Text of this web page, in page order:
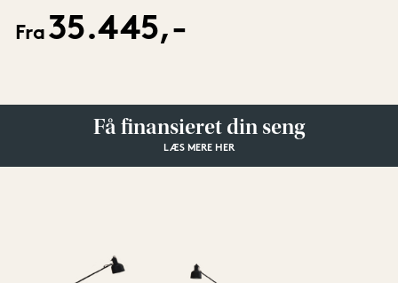
Fra 35.445,-
Få finansieret din seng
LÆS MERE HER